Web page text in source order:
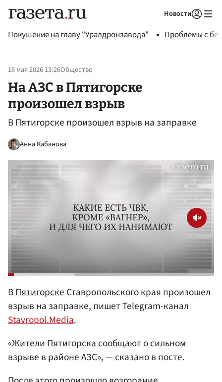
Новости
Покушение на главу "Уралдронзавода" Проблемы с
16 мая 2026 13:26Общество
На АЗС в Пятигорске
произошел взрыв
В Пятигорске произошел взрыв на заправке
Анна Кабанова
ВПятигорскеСтавропольского края произошел
взрыв на заправке, пишет Telegram-канал
Stavropol.Media.
«Жители Пятигорска сообщают о сильном
взрыве в районе АЗС», — сказано в посте.